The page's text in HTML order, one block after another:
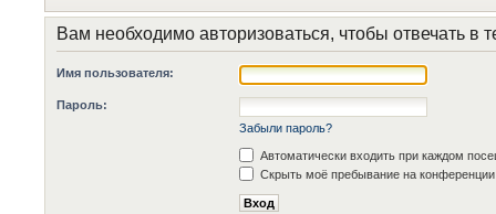
Вам необходимо авторизоваться, чтобы отвечать в
Имя пользователя:
Пароль:
Забыли пароль?
Автоматически входить при каждом
Скрыть моё пребывание на конференции